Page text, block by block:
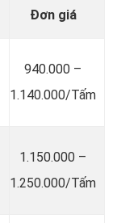
Đơn giá
940.000 –
1.140.000/Tấm
1.150.000 –
1.250.000/Tấm